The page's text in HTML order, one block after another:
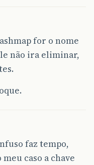
for o nome
não ira eliminar,
faz tempo,
caso a chave